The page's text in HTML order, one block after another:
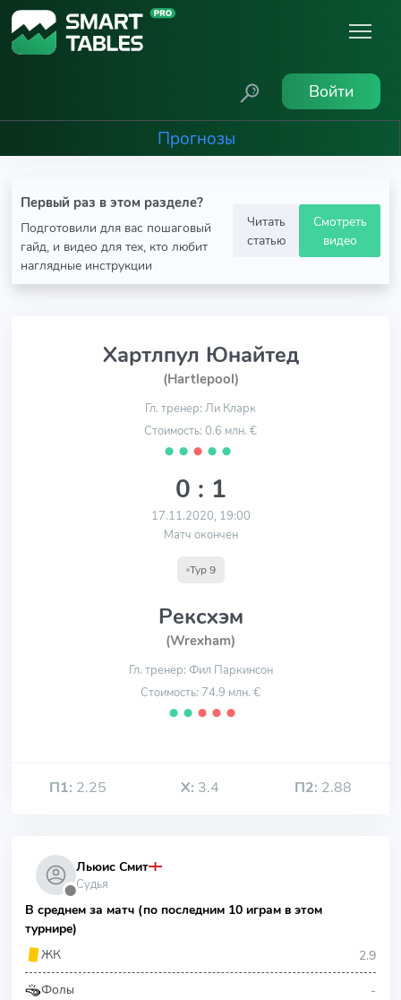
Войти
Прогнозы
Первый раз в этом разделе?
Подготовили для вас пошаговый
гайд, и видео для тех, кто любит
наглядные инструкции
Читать
статью
Смотреть
видео
Хартлпул Юнайтед
(Hartlepool)
Гл. тренер: Ли Кларк
Стоимость: 0.6 млн. €
⬤ ⬤ ⬤ ⬤ ⬤
0 : 1
17.11.2020, 19:00
Матч окончен
Тур 9
Рексхэм
(Wrexham)
Гл. тренер: Фил Паркинсон
Стоимость: 74.9 млн. €
⬤ ⬤ ⬤ ⬤ ⬤
П1: 2.25 Х: 3.4 П2: 2.88
⬤
Льюис Смит
Судья
В среднем за матч (по последним 10 играм в этом
турнире)
ЖК
2.9
Фолы -